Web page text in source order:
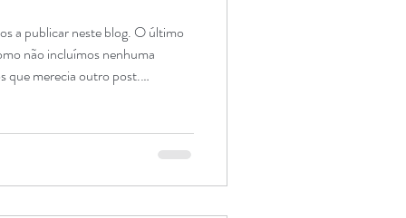
a publicar neste blog. O último
não incluímos nenhuma
que merecia outro post.
ficarem nesta cidade, assim
Esperamos que gostem das
das mai